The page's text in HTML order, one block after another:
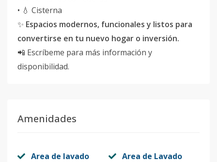
• 💧 Cisterna
✨ Espacios modernos, funcionales y listos para
convertirse en tu nuevo hogar o inversión.
📲 Escríbeme para más información y
disponibilidad.
Amenidades
Area de lavado Area de Lavado